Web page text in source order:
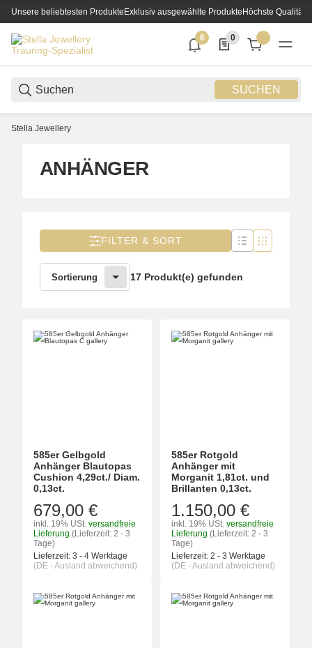
Unsere beliebtesten ProdukteExklusiv ausgewählte ProdukteHöchste Qualität
SUCHEN
6
6 neue Notifizierungen
0
0 Produkte in der
Stella Jewellery
ANHÄNGER
FILTER & SORT
Sortierung 17 Produkt(e) gefunden
585er Gelbgold
Anhänger Blautopas
Cushion 4,29ct./ Diam.
0,13ct.
679,00 €
inkl. 19% USt. versandfreie
Lieferung (Lieferzeit: 2 - 3
Tage)
Lieferzeit: 3 - 4 Werktage
(DE - Ausland abweichend)
585er Rotgold
Anhänger mit
Morganit 1,81ct. und
Brillanten 0,13ct.
1.150,00 €
inkl. 19% USt. versandfreie
Lieferung (Lieferzeit: 2 - 3
Tage)
Lieferzeit: 2 - 3 Werktage
(DE - Ausland abweichend)